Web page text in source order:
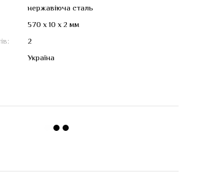
нержавіюча сталь
570 х 10 х 2 мм
2
Україна